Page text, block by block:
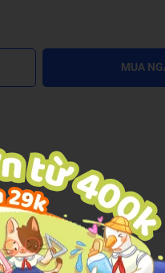
MUA